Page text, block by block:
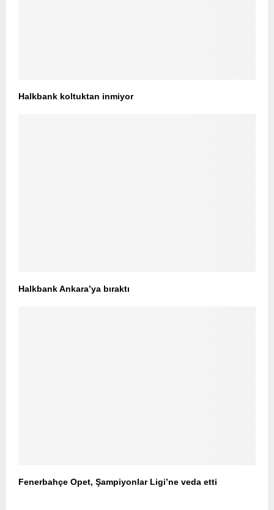
Halkbank koltuktan inmiyor
Halkbank Ankara’ya bıraktı
Fenerbahçe Opet, Şampiyonlar Ligi’ne veda etti